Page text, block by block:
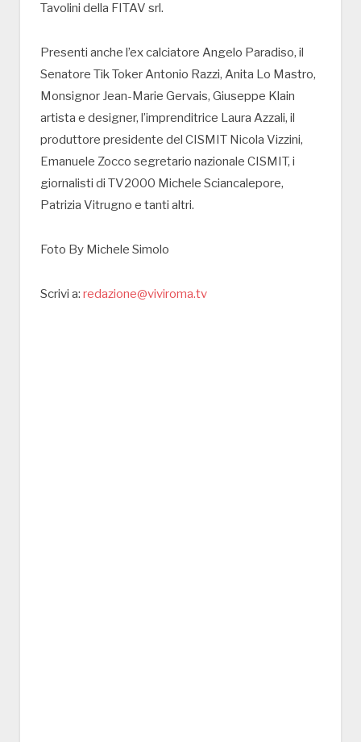
Tavolini della FITAV srl.
Presenti anche l’ex calciatore Angelo Paradiso, il
Senatore Tik Toker Antonio Razzi, Anita Lo Mastro,
Monsignor Jean-Marie Gervais, Giuseppe Klain
artista e designer, l’imprenditrice Laura Azzali, il
produttore presidente del CISMIT Nicola Vizzini,
Emanuele Zocco segretario nazionale CISMIT, i
giornalisti di TV2000 Michele Sciancalepore,
Patrizia Vitrugno e tanti altri.
Foto By Michele Simolo
Scrivi a: redazione@viviroma.tv